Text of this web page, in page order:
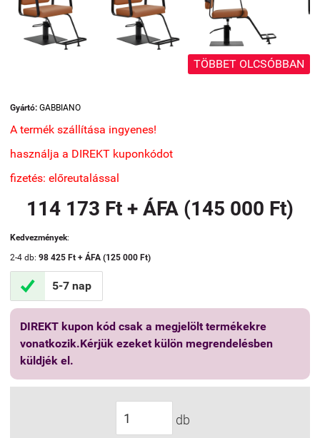
TÖBBET OLCSÓBBAN
Gyártó: GABBIANO
A termék szállítása ingyenes!
használja a DIREKT kuponkódot
fizetés: előreutalással
114 173 Ft + ÁFA (145 000 Ft)
Kedvezmények:
2-4 db: 98 425 Ft + ÁFA (125 000 Ft)
 5-7 nap
DIREKT kupon kód csak a megjelölt termékekre
vonatkozik.Kérjük ezeket külön megrendelésben
küldjék el.
db